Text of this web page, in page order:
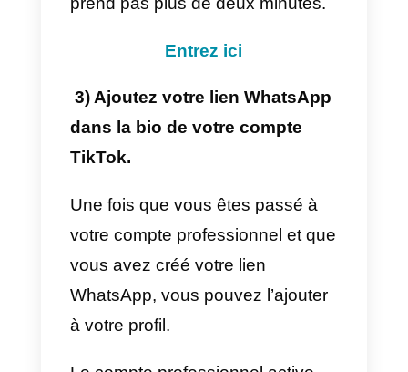
avec les 3 barres dans le coin
supérieur droit de votre profil
TikTok, puis sur
Paramètres et
confidentialité > Gérer les
comptes > Passer au compte
Business > Choisissez votre
catégorie > Modifier votre